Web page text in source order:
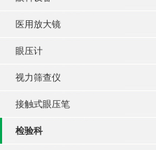
医用放大镜
眼压计
视力筛查仪
接触式眼压笔
检验科